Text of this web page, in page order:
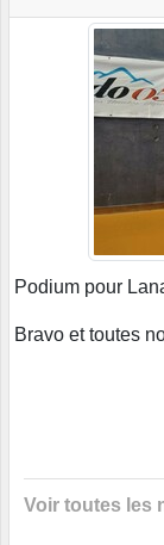
Podium pour
Bravo et toutes
Voir toutes les